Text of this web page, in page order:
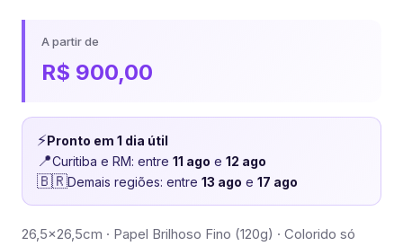
A partir de
R$ 900,00
⚡Pronto em 1 dia útil
📍Curitiba e RM: entre 11 ago e 12 ago
🇧🇷Demais regiões: entre 13 ago e 17 ago
26,5×26,5cm · Papel Brilhoso Fino (120g) · Colorido só